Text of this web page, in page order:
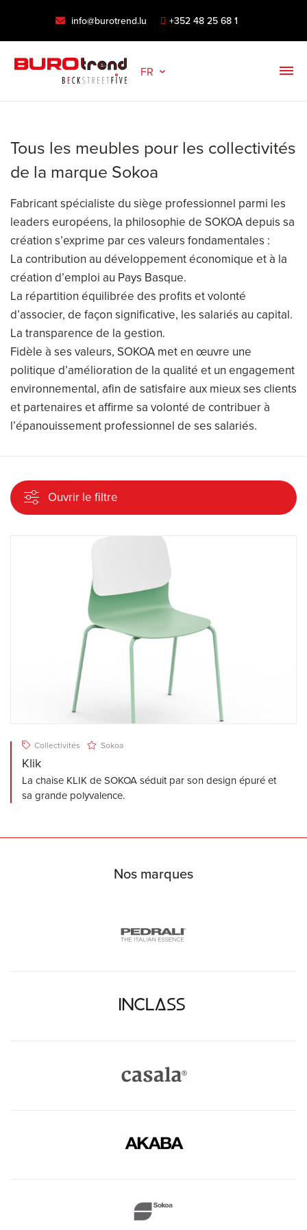
info@burotrend.lu +352 48 25 68 1
FR
Tous les meubles pour les collectivités
de la marque Sokoa
Fabricant spécialiste du siège professionnel parmi les
leaders européens, la philosophie de SOKOA depuis sa
création s’exprime par ces valeurs fondamentales :
La contribution au développement économique et à la
création d’emploi au Pays Basque.
La répartition équilibrée des profits et volonté
d’associer, de façon significative, les salariés au capital.
La transparence de la gestion.
Fidèle à ses valeurs, SOKOA met en œuvre une
politique d’amélioration de la qualité et un engagement
environnemental, afin de satisfaire aux mieux ses clients
et partenaires et affirme sa volonté de contribuer à
l’épanouissement professionnel de ses salariés.
Ouvrir le filtre
Collectivités Sokoa
Klik
La chaise KLIK de SOKOA séduit par son design épuré et
sa grande polyvalence.
Nos marques